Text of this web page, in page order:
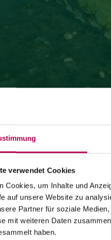
verwendet Cookies
Cookies, um Inhalte und
auf unsere Website zu
Partner für soziale
mit weiteren Daten
haben.
24. Juli 2026
SEILBAHN
Die Seilbahn